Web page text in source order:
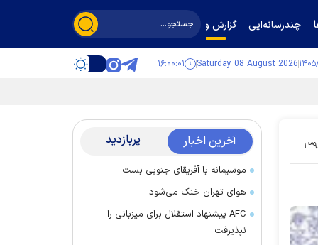
چندرسانه‌ایی گزارش و گفت‌وگو
Saturday 08 August 2026 ۱۶:۰۰:۰۲
۲۱ آخرین اخبار پربازدید
موسیمانه با آفریقای جنوبی بست
هوای تهران خنک می‌شود
AFC پیشنهاد استقلال برای میزبانی را
نپذیرفت